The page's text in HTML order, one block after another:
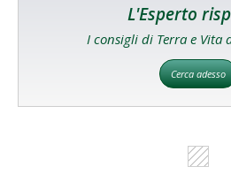
L'Esperto
I consigli di Terra e Vita
Cerca adesso